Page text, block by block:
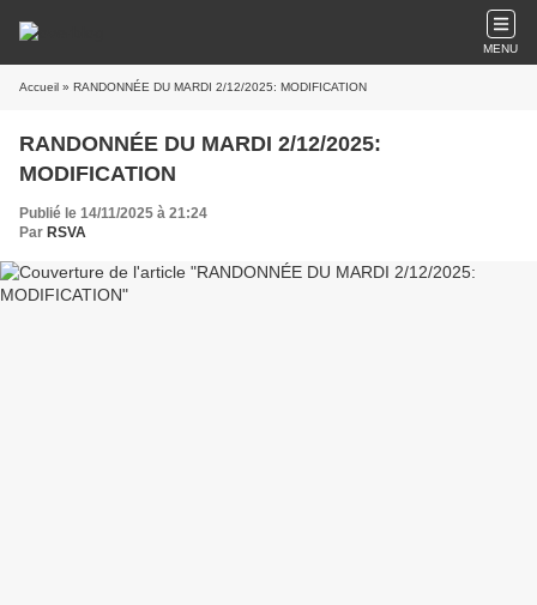
MENU
Accueil » RANDONNÉE DU MARDI 2/12/2025: MODIFICATION
RANDONNÉE DU MARDI 2/12/2025:
MODIFICATION
Publié le 14/11/2025 à 21:24
Par RSVA